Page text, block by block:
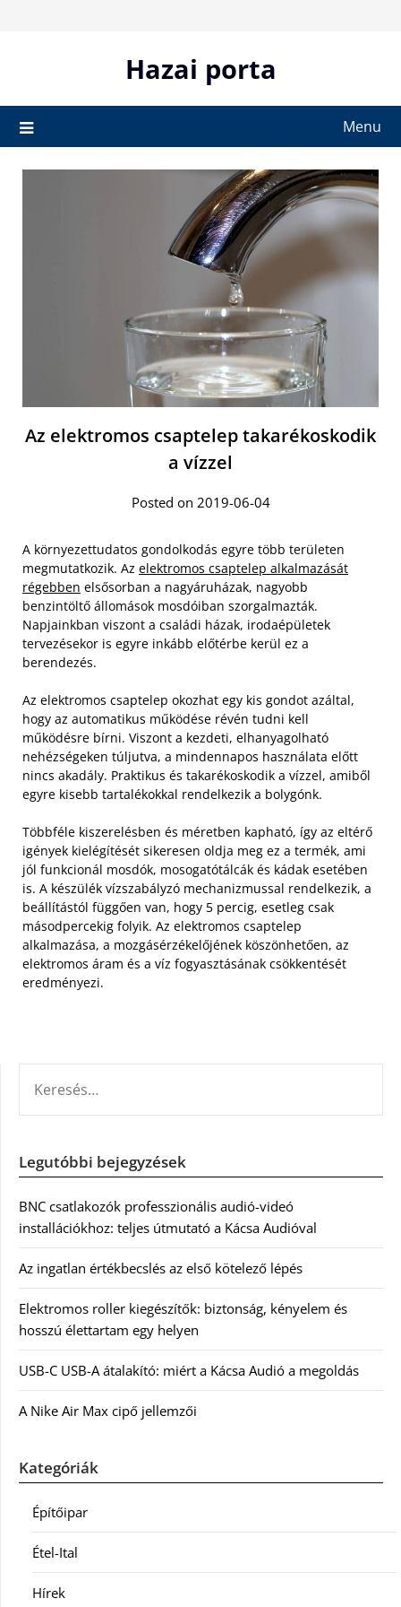
Hazai porta
Menu
Az elektromos csaptelep takarékoskodik
a vízzel
Posted on 2019-06-04
A környezettudatos gondolkodás egyre több területen
megmutatkozik. Az elektromos csaptelep alkalmazását
régebben elsősorban a nagyáruházak, nagyobb
benzintöltő állomások mosdóiban szorgalmazták.
Napjainkban viszont a családi házak, irodaépületek
tervezésekor is egyre inkább előtérbe kerül ez a
berendezés.
Az elektromos csaptelep okozhat egy kis gondot azáltal,
hogy az automatikus működése révén tudni kell
működésre bírni. Viszont a kezdeti, elhanyagolható
nehézségeken túljutva, a mindennapos használata előtt
nincs akadály. Praktikus és takarékoskodik a vízzel, amiből
egyre kisebb tartalékokkal rendelkezik a bolygónk.
Többféle kiszerelésben és méretben kapható, így az eltérő
igények kielégítését sikeresen oldja meg ez a termék, ami
jól funkcionál mosdók, mosogatótálcák és kádak esetében
is. A készülék vízszabályzó mechanizmussal rendelkezik, a
beállítástól függően van, hogy 5 percig, esetleg csak
másodpercekig folyik. Az elektromos csaptelep
alkalmazása, a mozgásérzékelőjének köszönhetően, az
elektromos áram és a víz fogyasztásának csökkentését
eredményezi.
Legutóbbi bejegyzések
BNC csatlakozók professzionális audió-videó
installációkhoz: teljes útmutató a Kácsa Audióval
Az ingatlan értékbecslés az első kötelező lépés
Elektromos roller kiegészítők: biztonság, kényelem és
hosszú élettartam egy helyen
USB-C USB-A átalakító: miért a Kácsa Audió a megoldás
A Nike Air Max cipő jellemzői
Kategóriák
Építőipar
Étel-Ital
Hírek